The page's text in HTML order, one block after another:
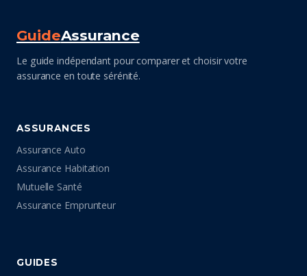
GuideAssurance
Le guide indépendant pour comparer et choisir votre
assurance en toute sérénité.
ASSURANCES
Assurance Auto
Assurance Habitation
Mutuelle Santé
Assurance Emprunteur
GUIDES